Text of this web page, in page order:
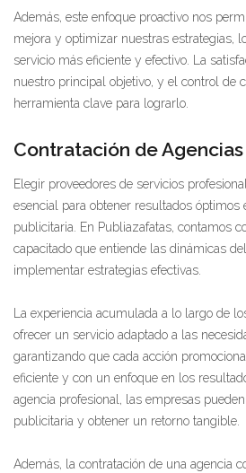
Además, este enfoque proactivo nos
mejora y optimizar nuestras estrategias,
servicio más eficiente y efectivo. La
nuestro principal objetivo, y el control de
herramienta clave para lograrlo.
Contratación de
Elegir proveedores de servicios
esencial para obtener resultados óptimos
publicitaria. En Publiazafatas, contamos
capacitado que entiende las dinámicas
implementar estrategias efectivas.
La experiencia acumulada a lo largo de
ofrecer un servicio adaptado a las
garantizando que cada acción
eficiente y con un enfoque en los
agencia profesional, las empresas
publicitaria y obtener un retorno tangible.
Además, la contratación de una agencia